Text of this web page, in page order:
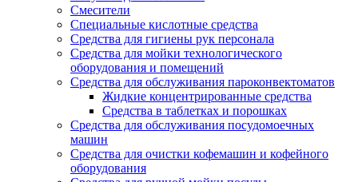
Смесители
Специальные кислотные средства
Средства для гигиены рук персонала
Средства для мойки технологического
оборудования и помещений
Средства для обслуживания пароконвектоматов
Жидкие концентрированные средства
Средства в таблетках и порошках
Средства для обслуживания посудомоечных
машин
Средства для очистки кофемашин и кофейного
оборудования